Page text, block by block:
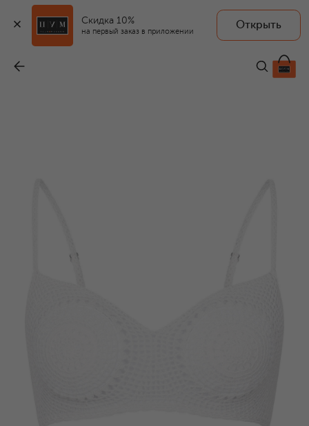
Скидка 10%
на первый заказ в приложении
Открыть
109 500 ₽